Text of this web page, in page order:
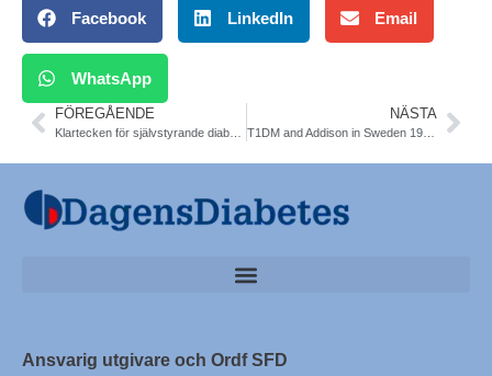
Facebook LinkedIn Email
WhatsApp
FÖREGÅENDE NÄSTA
T1DM and Addison in Sweden 1998-2012. Risk indicators. NDR.
Ansvarig utgivare och Ordf SFD